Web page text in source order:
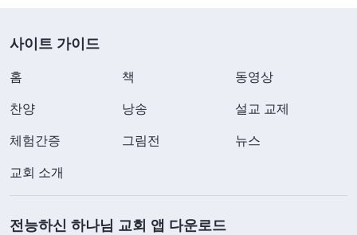
사이트 가이드
홈 책 동영상
찬양 낭송 설교 교제
체험간증 그림전 뉴스
교회 소개
전능하신 하나님 교회 앱 다운로드